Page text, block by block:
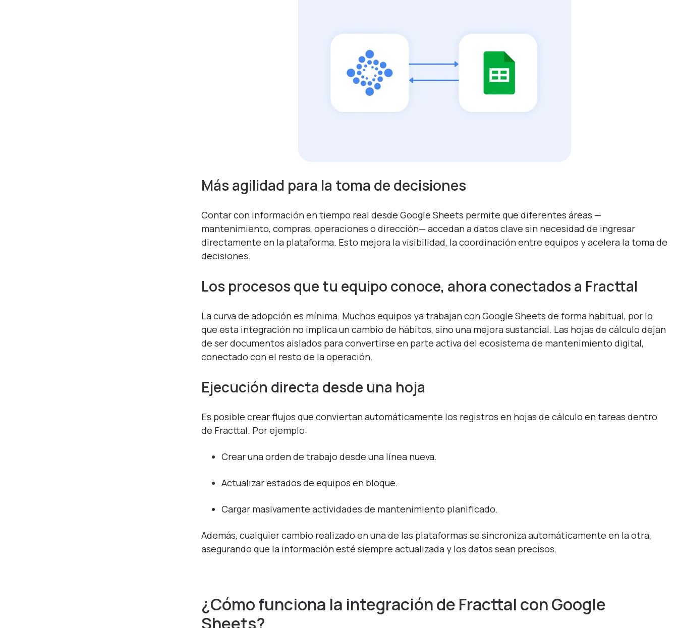
Más agilidad para la toma de decisiones
Contar con información en tiempo real desde Google Sheets permite que diferentes áreas —
mantenimiento, compras, operaciones o dirección— accedan a datos clave sin necesidad de ingresar
directamente en la plataforma. Esto mejora la visibilidad, la coordinación entre equipos y acelera la toma de
decisiones.
Los procesos que tu equipo conoce, ahora conectados a Fracttal
La curva de adopción es mínima. Muchos equipos ya trabajan con Google Sheets de forma habitual, por lo
que esta integración no implica un cambio de hábitos, sino una mejora sustancial. Las hojas de cálculo dejan
de ser documentos aislados para convertirse en parte activa del ecosistema de mantenimiento digital,
conectado con el resto de la operación.
Ejecución directa desde una hoja
Es posible crear flujos que conviertan automáticamente los registros en hojas de cálculo en tareas dentro
de Fracttal. Por ejemplo:
Crear una orden de trabajo desde una línea nueva.
Actualizar estados de equipos en bloque.
Cargar masivamente actividades de mantenimiento planificado.
Además, cualquier cambio realizado en una de las plataformas se sincroniza automáticamente en la otra,
asegurando que la información esté siempre actualizada y los datos sean precisos.
¿Cómo funciona la integración de Fracttal con Google
Sheets?